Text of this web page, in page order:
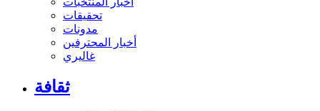
تحقيقات
مدونات
أخبار المحترفين
غاليري
ثقافة